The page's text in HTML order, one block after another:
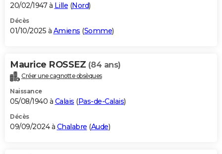
GUIDES D'ACHAT
BONS PLANS
Carte de Noël
Carte Bonne année
Carte Saint-Valentin
Carte Pâques
Carte d'anniversaire
DICTIONNAIRE
Dictionnaire
Biographies
Citations
Expressions
Proverbes
PROGRAMME TV
S'inscrire
Se connecter
Lycées
Collèges
Primaires
Universités
Entreprises
Service militaire
Avis de recherche
AVIS DE DÉCÈS
20/02/1947 à Lille (Nord)
Décès
01/10/2025 à Amiens (Somme)
Maurice ROSSEZ (84 ans)
Créer une cagnotte obsèques
Naissance
05/08/1940 à Calais (Pas-de-Calais)
Décès
09/09/2024 à Chalabre (Aude)